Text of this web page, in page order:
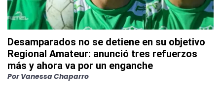
Desamparados no se detiene en su objetivo
Regional Amateur: anunció tres refuerzos
más y ahora va por un enganche
Por Vanessa Chaparro